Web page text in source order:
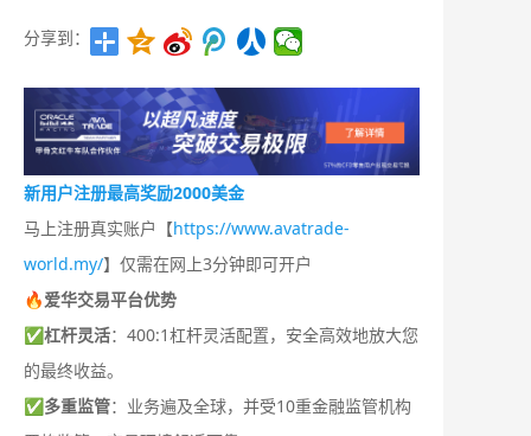
分享到：
新用户注册最高奖励2000美金
马上注册真实账户【https://www.avatrade-
world.my/】仅需在网上3分钟即可开户
🔥爱华交易平台优势
✅杠杆灵活：400:1杠杆灵活配置，安全高效地放大您
的最终收益。
✅多重监管：业务遍及全球，并受10重金融监管机构